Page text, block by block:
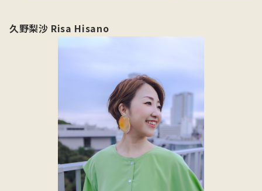
久野梨沙 Risa Hisano